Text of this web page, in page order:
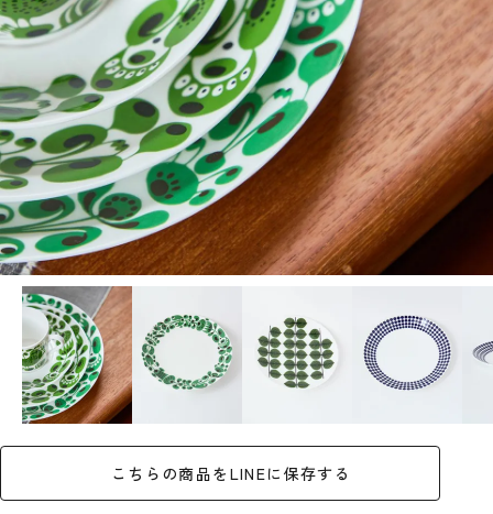
こちらの商品をLINEに保存する